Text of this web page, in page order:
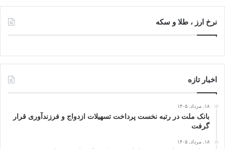
نرخ ارز ، طلا و سکه
اخبار تازه
۱۸, مرداد, ۱۴۰۵
بانک ملت در رتبه نخست پرداخت تسهیلات ازدواج و فرزندآوری قرار
گرفت
۱۸, مرداد, ۱۴۰۵